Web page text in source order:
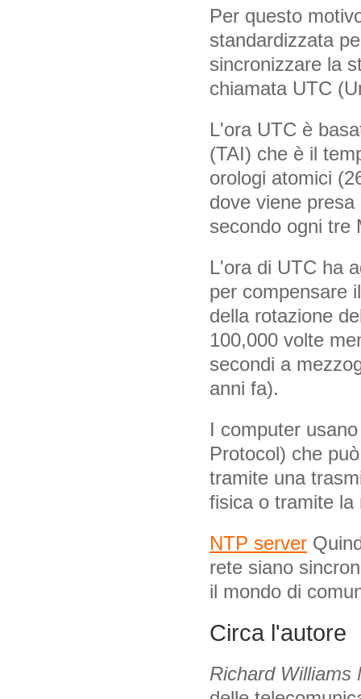
Per questo
standardizzata
sincronizzare la
chiamata UTC
L'ora UTC è
(TAI) che è il
orologi atomici
dove viene
secondo ogni tre
L'ora di UTC ha
per compensare
della rotazione
100,000 volte
secondi a
anni fa).
I computer
Protocol) che
tramite una
fisica o tramite la
NTP server
rete siano
il mondo di
Circa l'autore
Richard Williams